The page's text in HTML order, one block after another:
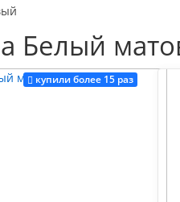
Белый
купили более 15 раз